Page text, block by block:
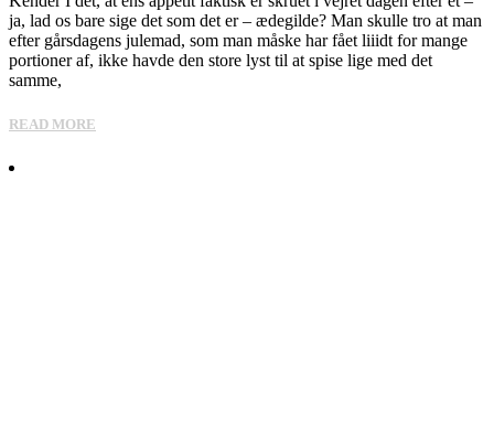
ja, lad os bare sige det som det er – ædegilde? Man skulle tro at man
efter gårsdagens julemad, som man måske har fået liiidt for mange
portioner af, ikke havde den store lyst til at spise lige med det
samme,
READ MORE